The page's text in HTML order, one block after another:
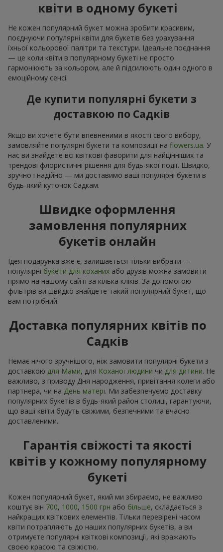
квіти в одному букеті
Не кожен популярний букет можна зробити красивим,
поєднуючи популярні квіти для букетів без урахування
їхньої кольорової палітри та текстури. Ідеальне поєднання
— це коли квіти в популярному букеті не просто
гармоніюють за кольором, але й підсилюють один одного в
емоційному сенсі.
Де купити популярні букети з
доставкою по Садків
Якщо ви хочете бути впевненими в якості свого вибору,
замовляйте популярні букети та композиції на flowers.ua. У
нас ви знайдете всі квіткові фаворити для найцінніших та
трендові флористичні рішення для будь-якої події. Швидко,
зручно і надійно — ми доставимо ваші популярні букети в
будь-який куточок Садкам.
Швидке оформлення
замовлення популярних
букетів онлайн
Ідея подарунка вже є, залишається тільки вибрати —
популярні букети для коханих або друзів можна замовити
прямо на нашому сайті за кілька кліків. За допомогою
фільтрів ви швидко знайдете такий популярний букет, що
вам потрібний.
Доставка популярних квітів по
Садків
Немає нічого зручнішого, ніж замовити популярні букети з
доставкою для Мами, для Коханої людини чи для дитини. Не
важливо, з приводу Дня народження, привітання колеги або
партнера, чи на День матері. Ми забезпечуємо доставку
популярних букетів в будь-який район столиці, гарантуючи,
що ваші квіти будуть свіжими, безпечними та вчасно
доставленими.
Гарантія свіжості та якості
квітів у кожному популярному
букеті
Кожен популярний букет, який ми збираємо, не важливо
коштує він 700, 1000, 1500 грн або більше, складається з
найкращих квіткових елементів. Тільки перевірені часом
квіти потрапляють до наших популярних букетів, а ви
отримуєте популярні квіткові композиції, які вражають
своєю красою та свіжістю.